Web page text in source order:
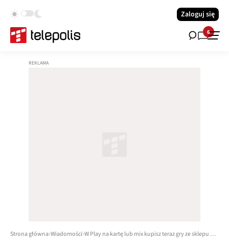
Zaloguj się
6
Strona główna Wiadomości